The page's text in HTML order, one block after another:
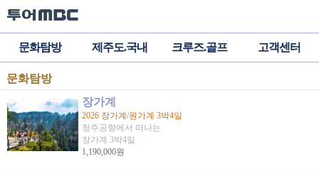
문화탐방 제주도.국내 크루즈.골프 고객센터
문화탐방
장가계
2026 장가계/원가계 3박4일
청주공항에서 떠나는
장가계 3박4일
1,190,000원